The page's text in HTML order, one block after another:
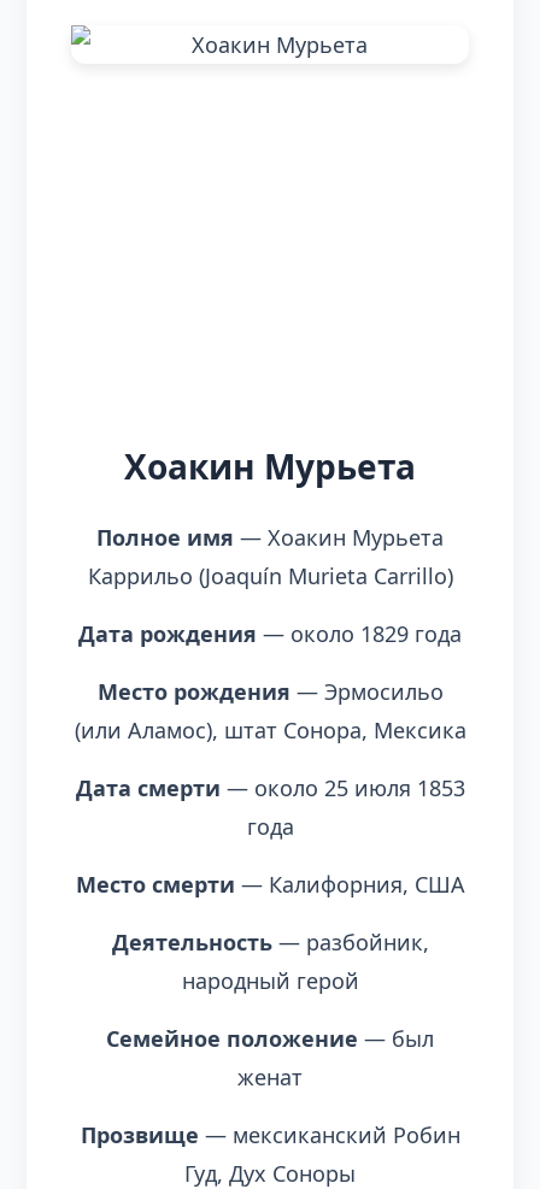
Хоакин Мурьета
Полное имя — Хоакин Мурьета
Каррильо (Joaquín Murieta Carrillo)
Дата рождения — около 1829 года
Место рождения — Эрмосильо
(или Аламос), штат Сонора, Мексика
Дата смерти — около 25 июля 1853
года
Место смерти — Калифорния, США
Деятельность— разбойник,
народный герой
Семейное положение — был
женат
Прозвище — мексиканский Робин
Гуд, Дух Соноры